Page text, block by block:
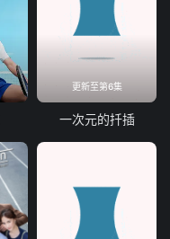
更新至第6集
一次元的扦插